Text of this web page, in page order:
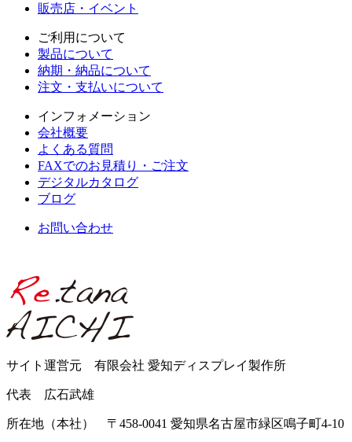
販売店・イベント
ご利用について
製品について
納期・納品について
注文・支払いについて
インフォメーション
会社概要
よくある質問
FAXでのお見積り・ご注文
デジタルカタログ
ブログ
お問い合わせ
サイト運営元 有限会社 愛知ディスプレイ製作所
代表 広石武雄
所在地（本社） 〒458-0041 愛知県名古屋市緑区鳴子町4-10